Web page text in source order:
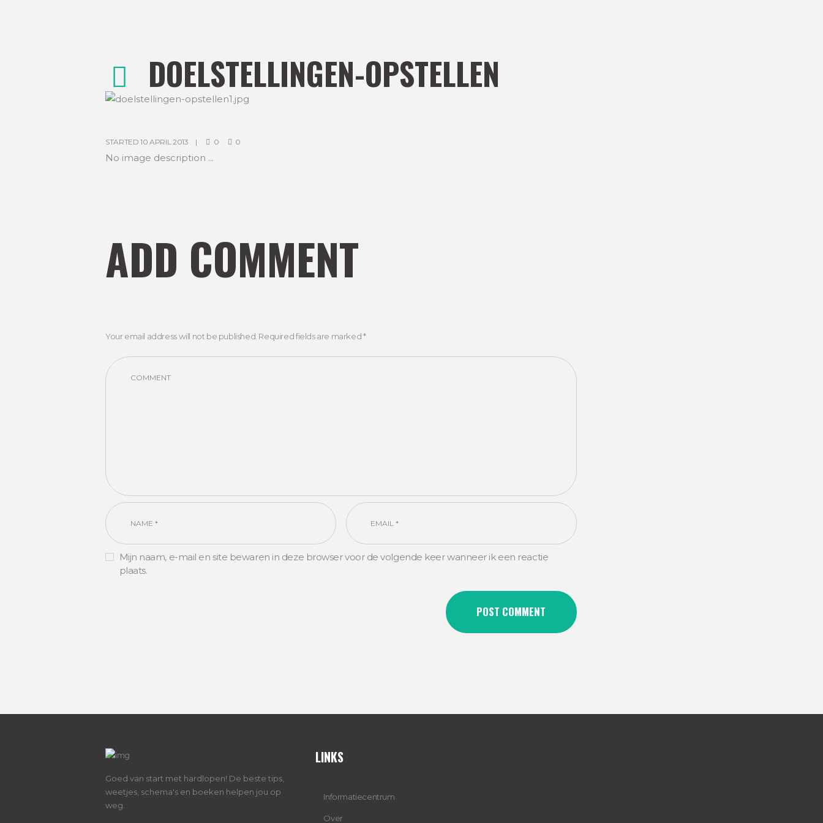
DOELSTELLINGEN-OPSTELLEN
STARTED10 APRIL 2013 0 0
No image description ...
ADD COMMENT
Your email address will not be published. Required fields are marked *
Mijn naam, e-mail en site bewaren in deze browser voor de volgende keer wanneer ik een reactie
plaats.
Goed van start met hardlopen! De beste tips,
weetjes, schema's en boeken helpen jou op
weg.
LINKS
Informatiecentrum
Over